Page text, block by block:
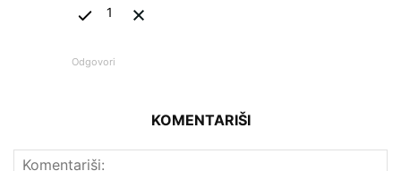
1
Odgovori
KOMENTARIŠI